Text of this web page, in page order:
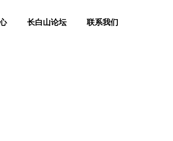
长白山论坛 联系我们